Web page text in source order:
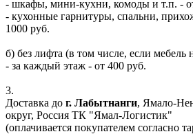
- шкафы, мини-кухни, комоды и т.п. -
- кухонные гарнитуры, спальни,
1000 руб.
б) без лифта (в том числе, если мебель
- за каждый этаж - от 400 руб.
3.
Доставка до г. Лабытнанги, Ямало-
округ, Россия ТК "Ямал-Логистик"
(оплачивается покупателем согласно